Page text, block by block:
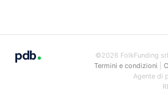
©2026 FolkFunding
Termini e condizioni
Agente di